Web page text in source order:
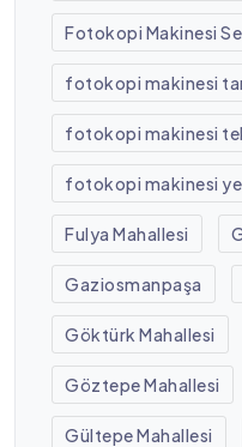
Fotokopi Makinesi
fotokopi makinesi
fotokopi makinesi
fotokopi makinesi
Fulya Mahallesi
Gaziosmanpaşa
Göktürk Mahallesi
Göztepe Mahallesi
Gültepe Mahallesi